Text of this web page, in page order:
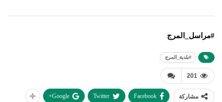
#مراسل_المرج
#بلدية_المرج
201
مشاركة Facebook
Twitter
Google+